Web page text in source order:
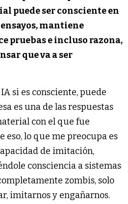
puede ser consciente en
mantiene
pruebas e incluso razona,
que va a ser
si es consciente, puede
es una de las respuestas
con el que fue
eso, lo que me preocupa es
de imitación,
consciencia a sistemas
zombis, solo
imitarnos y engañarnos.